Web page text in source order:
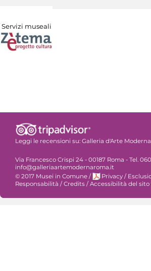
Servizi museali
Leggi le recensioni su: Galleria d'Arte Moderna
Via Francesco Crispi 24 - 00187 Roma - Tel.
info@galleriaartemodernaroma.it
© 2017 Musei in Comune / Privacy /
Responsabilità / Credits / Accessibilità del sito